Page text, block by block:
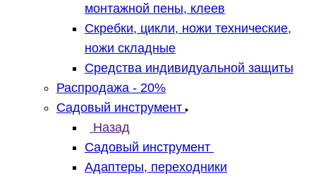
монтажной пены, клеев
Скребки, цикли, ножи технические,
ножи складные
Средства индивидуальной защиты
Распродажа - 20%
Садовый инструмент
Назад
Садовый инструмент
Адаптеры, переходники